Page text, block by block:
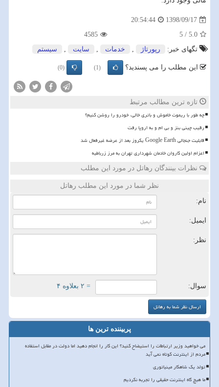
1398/09/17
20:54:44
5.0
/
5
4585
تگهای خبر:
رپورتاژ , خدمات , سایت , سیستم
این مطلب را می پسندید؟ (1)
(0)
تازه ترین مطالب مرتبط
چه طور با ریموت خاموش و باتری خالی، خودرو را روشن کنیم؟
رقیب چینی بنز و بی ام و به اروپا رفت
قابلیت جنجالی Google Earth یکروز بعد از عرضه غیرفعال شد
اعزام اولین کاروان خادمان شهرداری تهران به مرز زرباطیه
نظرات بینندگان رهاتل در مورد این مطلب
نظر شما در مورد این مطلب رهاتل
نام:
ایمیل:
نظر:
سوال: = ۲ بعلاوه ۴
پربیننده ترین ها
می خواهید وزیر ارتباطات را استیضاح کنید؟ این کار را انجام دهید اما دولت در مقابل استفاده
مردم از اینترنت کوتاه نمی آید
تولد یک شاهکار مینیاتوری
ما هیچ گاه اینترنت حقیقی را تجربه نکردیم